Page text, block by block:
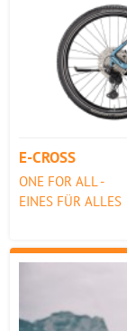
E-CROSS
ONE FOR ALL -
EINES FÜR ALLES